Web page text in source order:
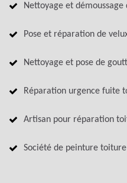
Nettoyage et
Pose et réparation de
Nettoyage et pose de
Réparation urgence fuite
Artisan pour réparation
Société de peinture